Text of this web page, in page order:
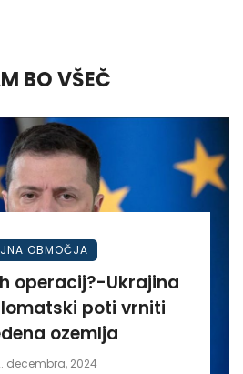
BO VŠEČ
OBMOČJA
operacij?-Ukrajina
poti vrniti
ozemlja
decembra, 2024